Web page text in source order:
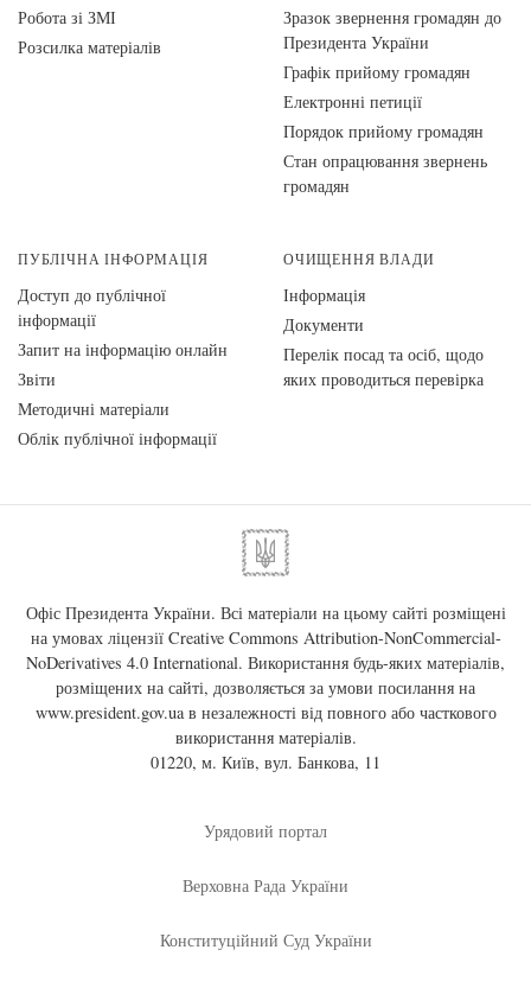
Робота зі ЗМІ
Розсилка матеріалів
Зразок звернення громадян до
Президента України
Графік прийому громадян
Електронні петиції
Порядок прийому громадян
Стан опрацювання звернень
громадян
ПУБЛІЧНА ІНФОРМАЦІЯ
Доступ до публічної
інформації
Запит на інформацію онлайн
Звіти
Методичні матеріали
Облік публічної інформації
ОЧИЩЕННЯ ВЛАДИ
Інформація
Документи
Перелік посад та осіб, щодо
яких проводиться перевірка
Офіс Президента України. Всі матеріали на цьому сайті розміщені
на умовах ліцензії Creative Commons Attribution-NonCommercial-
NoDerivatives 4.0 International. Використання будь-яких матеріалів,
розміщених на сайті, дозволяється за умови посилання на
www.president.gov.uaв незалежності від повного або часткового
використання матеріалів.
01220, м. Київ, вул. Банкова, 11
Урядовий портал
Верховна Рада України
Конституційний Суд України